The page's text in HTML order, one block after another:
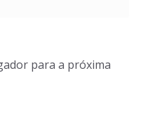
para a próxima